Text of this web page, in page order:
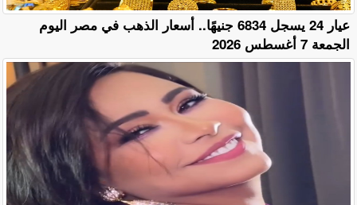
عيار 24 يسجل 6834 جنيهًا.. أسعار الذهب في مصر اليوم
الجمعة 7 أغسطس 2026